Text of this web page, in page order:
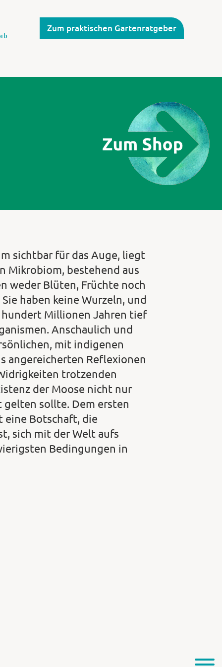
Zum praktischen Gartenratgeber
sichtbar für das Auge, liegt
Mikrobiom, bestehend aus
weder Blüten, Früchte noch
haben keine Wurzeln, und
Millionen Jahren tief
Anschaulich und
mit indigenen
angereicherten Reflexionen
trotzenden
der Moose nicht nur
sollte. Dem ersten
eine Botschaft, die
sich mit der Welt aufs
Bedingungen in